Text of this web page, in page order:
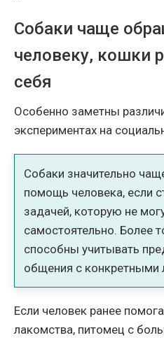
Собаки чаще
человеку, кошки
себя
Особенно заметны
экспериментах на
Собаки значительно
помощь человека, если
задачей, которую не
самостоятельно. Более
способны учитывать
общения с конкретными
Если человек ранее
лакомства, питомец с